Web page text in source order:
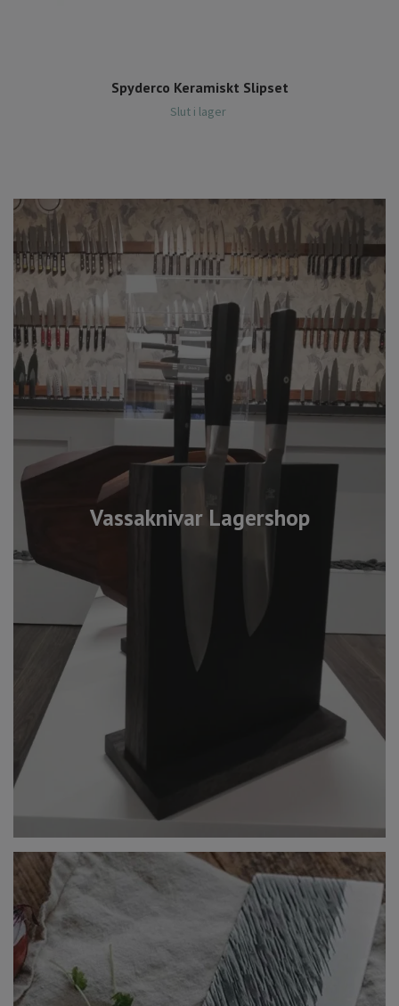
Vassaknivar Lagershop
Spyderco Keramiskt Slipset
Slut i lager